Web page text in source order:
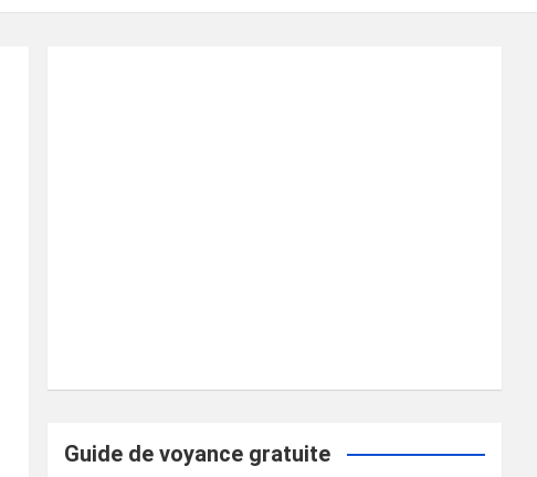
Guide de voyance gratuite